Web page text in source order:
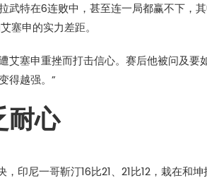
武特在6连败中，甚至连一局都赢不下，
艾塞申的实力差距。
艾塞申重挫而打击信心。赛后他被问及要
得越强。”
耐心
印尼一哥靳汀16比21、21比12，栽在和坤